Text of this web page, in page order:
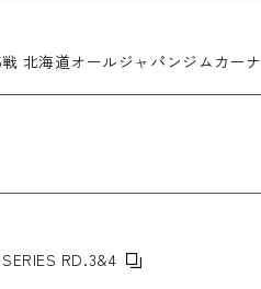
北海道オールジャパンジムカーナ
RD.3&4